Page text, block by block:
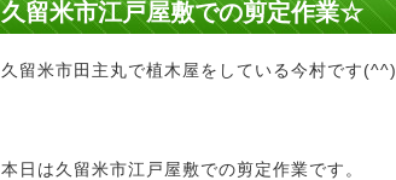
久留米市江戸屋敷での剪定作業☆
久留米市田主丸で植木屋をしている今村です(^^)
本日は久留米市江戸屋敷での剪定作業です。